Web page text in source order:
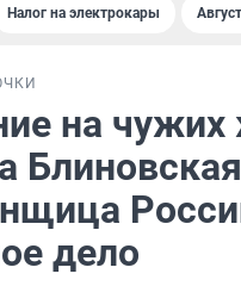
Налог на электрокары
на
дело